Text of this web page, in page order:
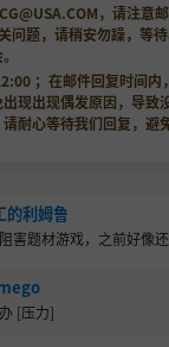
，请注意
问题，请稍安勿躁，等
；在邮件回复时间内
现出现偶发原因，导致
耐心等待我们回复，避
的利姆鲁
害题材游戏，之前好像
[压力]